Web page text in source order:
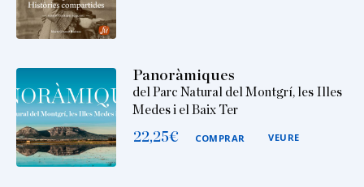
Panoràmiques
del Parc Natural del Montgrí, les Illes
Medes i el Baix Ter
22,25€ COMPRAR VEURE